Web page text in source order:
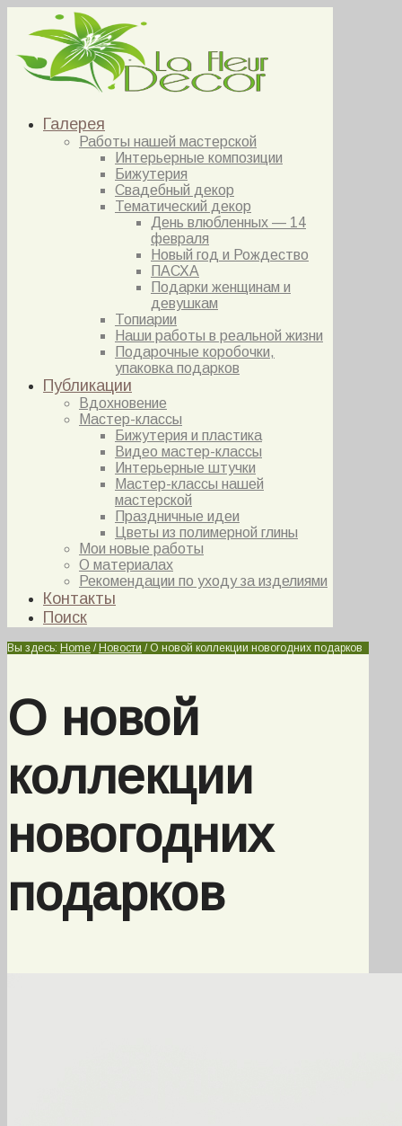
Галерея
Работы нашей мастерской
Интерьерные композиции
Бижутерия
Свадебный декор
Тематический декор
День влюбленных — 14
февраля
Новый год и Рождество
ПАСХА
Подарки женщинам и
девушкам
Топиарии
Наши работы в реальной жизни
Подарочные коробочки,
упаковка подарков
Публикации
Вдохновение
Мастер-классы
Бижутерия и пластика
Видео мастер-классы
Интерьерные штучки
Мастер-классы нашей
мастерской
Праздничные идеи
Цветы из полимерной глины
Мои новые работы
О материалах
Рекомендации по уходу за изделиями
Контакты
Поиск
Вы здесь: Home / Новости / О новой коллекции новогодних подарков
О новой
коллекции
новогодних
подарков